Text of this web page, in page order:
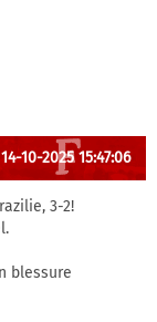
14-10-2025 15:47:06
3-2!
blessure